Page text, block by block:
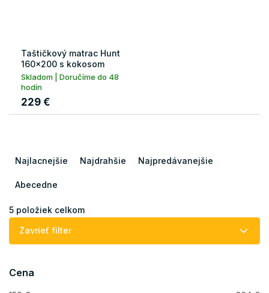
Taštičkový matrac Hunt
160x200 s kokosom
Skladom | Doručíme do 48
hodín
229 €
e
i
d
Najlacnejšie Najdrahšie Najpredávanejšie
Abecedne
5 položiek celkom
Zavrieť filter
Cena